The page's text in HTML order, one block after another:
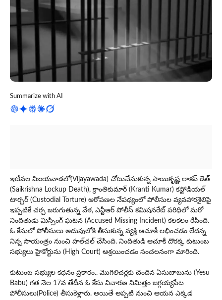
Summarize with AI
ఇటీవల విజయవాడలో(Vijayawada) చోటుచేసుకున్న సాయికృష్ణ లాకప్ డెత్
(Saikrishna Lockup Death), క్రాంతికుమార్ (Kranti Kumar) కస్టోడియల్
టార్చర్ (Custodial Torture) ఆరోపణల నేపథ్యంలో పోలీసుల వ్యవహారశైలిపై
ఇప్పటికే చర్చ జరుగుతున్న వేళ, ఎన్టీఆర్ పోలీస్ కమిషనరేట్ పరిధిలో మరో
నిందితుడు మిస్సింగ్ ఘ‌ట‌న (Accused Missing Incident) క‌ల‌క‌లం రేపింది.
ఓ కేసులో పోలీసులు అదుపులోకి తీసుకున్న వ్యక్తి ఆచూకీ లభించడం లేదన్న
నిన్న సాయంత్రం నుంచి హ‌ల్‌చ‌ల్ చేసింది. నిందితుడి ఆచూకీ దొర‌క్క‌ కుటుంబ
సభ్యులు హైకోర్టును (High Court) ఆశ్రయించడం సంచ‌ల‌నంగా మారింది.
కుటుంబ సభ్యుల కథనం ప్రకారం.. మొగిలిచర్లకు చెందిన ఏసుబాబును (Yesu
Babu) గత నెల 17వ తేదీన ఓ కేసు విచారణ నిమిత్తం జగ్గయ్యపేట
పోలీసులు(Police) తీసుకెళ్లారు. అయితే అప్పటి నుంచి ఆయన ఎక్కడ